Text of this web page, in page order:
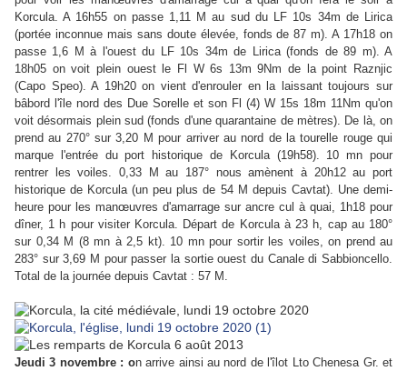
Korcula. A 16h55 on passe 1,11 M au sud du LF 10s 34m de Lirica
(portée inconnue mais sans doute élevée, fonds de 87 m). A 17h18 on
passe 1,6 M à l'ouest du LF 10s 34m de Lirica (fonds de 89 m). A
18h05 on voit plein ouest le Fl W 6s 13m 9Nm de la point Raznjic
(Capo Speo). A 19h20 on vient d'enrouler en la laissant toujours sur
bâbord l'île nord des Due Sorelle et son Fl (4) W 15s 18m 11Nm qu'on
voit désormais plein sud (fonds d'une quarantaine de mètres). De là, on
prend au 270° sur 3,20 M pour arriver au nord de la tourelle rouge qui
marque l'entrée du port historique de Korcula (19h58). 10 mn pour
rentrer les voiles. 0,33 M au 187° nous amènent à 20h12 au port
historique de Korcula (un peu plus de 54 M depuis Cavtat). Une demi-
heure pour les manœuvres d'amarrage sur ancre cul à quai, 1h18 pour
dîner, 1 h pour visiter Korcula. Départ de Korcula à 23 h, cap au 180°
sur 0,34 M (8 mn à 2,5 kt). 10 mn pour sortir les voiles, on prend au
283° sur 3,69 M pour passer la sortie ouest du Canale di Sabbioncello.
Total de la journée depuis Cavtat : 57 M.
Jeudi 3 novembre : on arrive ainsi au nord de l'îlot Lto Chenesa Gr. et